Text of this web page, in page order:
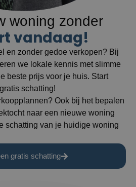
woning zonder
vandaag!
en zonder gedoe verkopen? Bij
we lokale kennis met slimme
beste prijs voor je huis. Start
schatting!
Ook bij het bepalen
naar een nieuwe woning
schatting van je huidige woning
gratis schatting